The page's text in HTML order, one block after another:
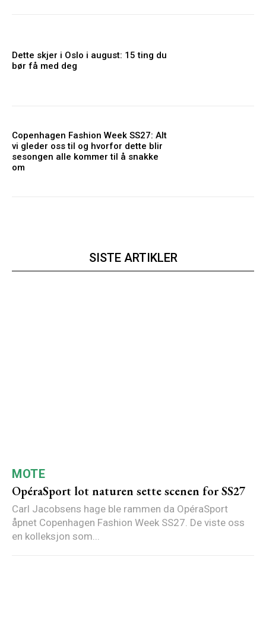
Dette skjer i Oslo i august: 15 ting du
bør få med deg
Copenhagen Fashion Week SS27: Alt
vi gleder oss til og hvorfor dette blir
sesongen alle kommer til å snakke
om
SISTE ARTIKLER
MOTE
OpéraSport lot naturen sette scenen for SS27
Carl Jacobsens hage ble rammen da OpéraSport
åpnet Copenhagen Fashion Week SS27. De viste oss
en kolleksjon som...